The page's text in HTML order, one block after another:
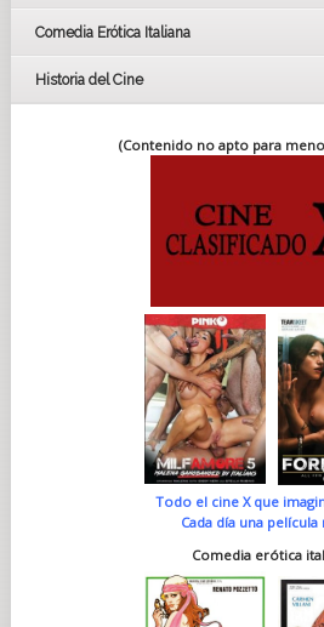
Comedia Erótica Italiana
Historia del Cine
(Contenido no apto para
Todo el cine X que
Cada día una película
Comedia erótica